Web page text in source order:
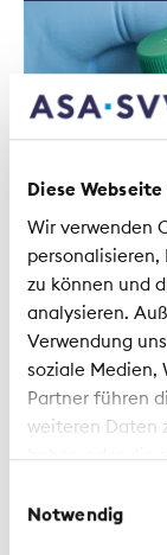
Diese
Wir verwenden
zu können und
analysieren.
Verwendung
soziale Medien,
Partner führen
weiteren Daten
haben oder die
Notwendig
der